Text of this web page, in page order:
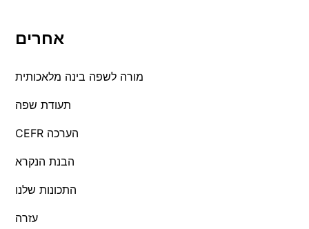
אחרים
מורה לשפה בינה מלאכותית
תעודת שפה
CEFR הערכה
הבנת הנקרא
התכונות שלנו
עזרה